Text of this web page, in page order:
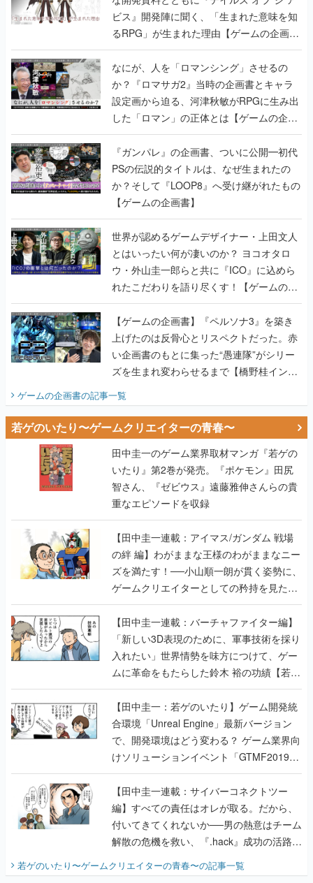
ビス』開発陣に聞く、「生まれた意味を知
るRPG」が生まれた理由【ゲームの企画
書】
なにが、人を「ロマンシング」させるの
か？『ロマサガ2』当時の企画書とキャラ
設定画から迫る、河津秋敏がRPGに生み出
した「ロマン」の正体とは【ゲームの企画
書】
『ガンパレ』の企画書、ついに公開━初代
PSの伝説的タイトルは、なぜ生まれたの
か？そして『LOOP8』へ受け継がれたもの
【ゲームの企画書】
世界が認めるゲームデザイナー・上田文人
とはいったい何が凄いのか？ ヨコオタロ
ウ・外山圭一郎らと共に『ICO』に込めら
れたこだわりを語り尽くす！【ゲームの企
画書】
【ゲームの企画書】『ペルソナ3』を築き
上げたのは反骨心とリスペクトだった。赤
い企画書のもとに集った“愚連隊”がシリー
ズを生まれ変わらせるまで【橋野桂インタ
ビュー】
ゲームの企画書の記事一覧
若ゲのいたり〜ゲームクリエイターの青春〜
田中圭一のゲーム業界取材マンガ『若ゲの
いたり』第2巻が発売。『ポケモン』田尻
智さん、『ゼビウス』遠藤雅伸さんらの貴
重なエピソードを収録
【田中圭一連載：アイマス/ガンダム 戦場
の絆 編】わがままな王様のわがままなニー
ズを満たす！──小山順一朗が貫く姿勢に、
ゲームクリエイターとしての矜持を見た
【若ゲのいたり最終回】
【田中圭一連載：バーチャファイター編】
「新しい3D表現のために、軍事技術を採り
入れたい」世界情勢を味方につけて、ゲー
ムに革命をもたらした鈴木 裕の功績【若ゲ
のいたり】
【田中圭一：若ゲのいたり】ゲーム開発統
合環境「Unreal Engine」最新バージョン
で、開発環境はどう変わる？ ゲーム業界向
けソリューションイベント「GTMF2019」
に行って、より理解を深めよう【PR】
【田中圭一連載：サイバーコネクトツー
編】すべての責任はオレが取る。だから、
付いてきてくれないか──男の熱意はチーム
解散の危機を救い、『.hack』成功の活路を
開く。業界の快男児・松山 洋に流れる血は
『少年ジャンプ』色だった【若ゲのいた
若ゲのいたり〜ゲームクリエイターの青春〜の記事一覧